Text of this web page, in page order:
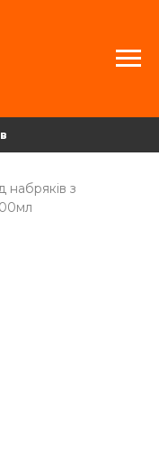
набряків з